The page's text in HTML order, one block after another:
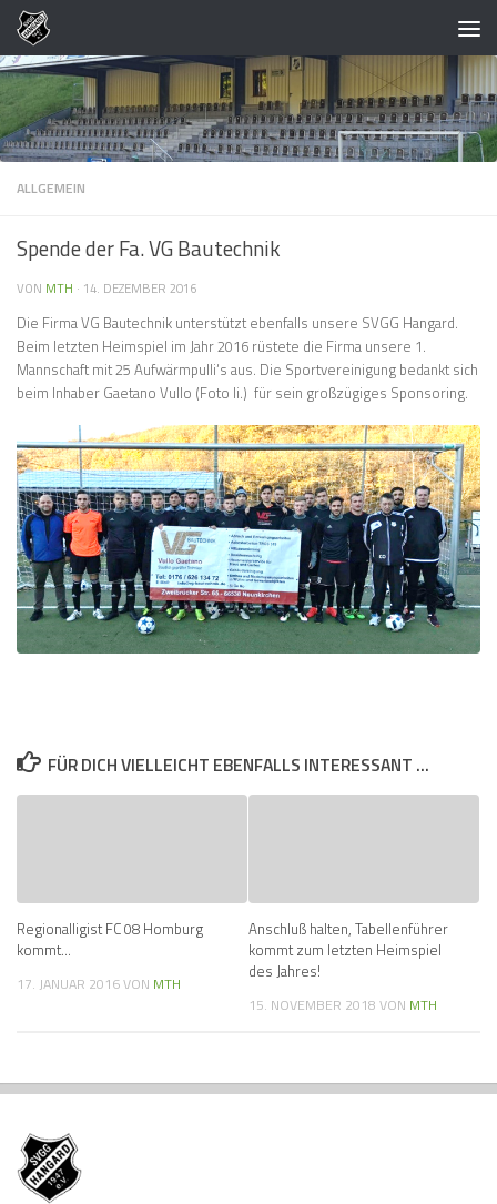
Zum Inhalt springen
ALLGEMEIN
Spende der Fa. VG Bautechnik
VON MTH · 14. DEZEMBER 2016
Die Firma VG Bautechnik unterstützt ebenfalls unsere SVGG Hangard.
Beim letzten Heimspiel im Jahr 2016 rüstete die Firma unsere 1.
Mannschaft mit 25 Aufwärmpulli‘s aus. Die Sportvereinigung bedankt sich
beim Inhaber Gaetano Vullo (Foto li.) für sein großzügiges Sponsoring.
FÜR DICH VIELLEICHT EBENFALLS INTERESSANT …
Regionalligist FC 08 Homburg
kommt…
17. JANUAR 2016VON MTH
Anschluß halten, Tabellenführer
kommt zum letzten Heimspiel
des Jahres!
15. NOVEMBER 2018 VON MTH